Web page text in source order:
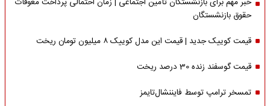
حقوق بازنشستگان
قیمت کوییک جدید | قیمت این مدل کوییک ۸ میلیون تومان ریخت
قیمت گوسفند زنده 30 درصد ریخت
تمسخر ترامپ توسط فایننشال‌تایمز